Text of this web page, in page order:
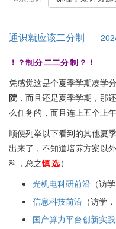
通识就应该二分制
！ ？制分二二分制 ？ ！
！？制分二二分制？！
凭感觉这是个夏季学期凑学
院 ，而且还是夏季学期，那
么任务的，而且连上五个上午
顺便列举以下看到的其他夏
出来了，不知道培养方案以
科，总之慎选
慎选 ）
光机电科研前沿 （访学
信息科技前沿 （访学
国产算力平台创新实践